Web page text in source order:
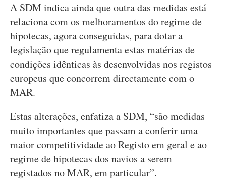
A SDM indica ainda que outra das medidas está
relaciona com os melhoramentos do regime de
hipotecas, agora conseguidas, para dotar a
legislação que regulamenta estas matérias de
condições idênticas às desenvolvidas nos registos
europeus que concorrem directamente com o
MAR.
Estas alterações, enfatiza a SDM, “são medidas
muito importantes que passam a conferir uma
maior competitividade ao Registo em geral e ao
regime de hipotecas dos navios a serem
registados no MAR, em particular”.